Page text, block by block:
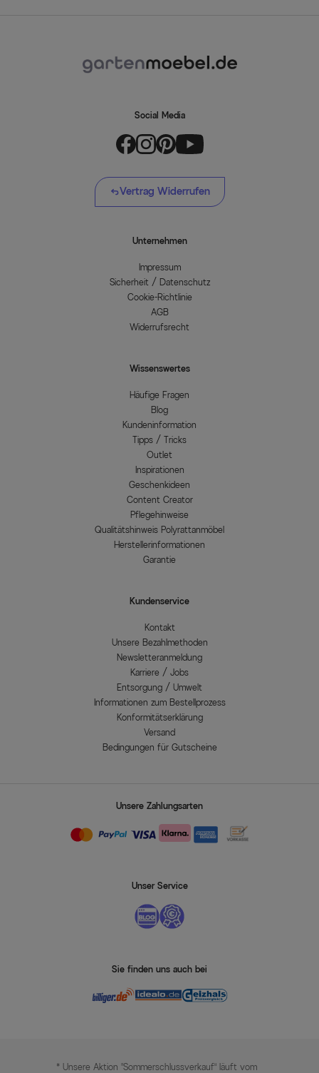
Social Media
Vertrag Widerrufen
Unternehmen
Impressum
Sicherheit / Datenschutz
Cookie-Richtlinie
AGB
Widerrufsrecht
Wissenswertes
Häufige Fragen
Blog
Kundeninformation
Tipps / Tricks
Outlet
Inspirationen
Geschenkideen
Content Creator
Pflegehinweise
Qualitätshinweis Polyrattanmöbel
Herstellerinformationen
Garantie
Kundenservice
Kontakt
Unsere Bezahlmethoden
Newsletteranmeldung
Karriere / Jobs
Entsorgung / Umwelt
Informationen zum Bestellprozess
Konformitätserklärung
Versand
Bedingungen für Gutscheine
Unsere Zahlungsarten
Unser Service
Sie finden uns auch bei
* Unsere Aktion „Sommerschlussverkauf“ läuft vom